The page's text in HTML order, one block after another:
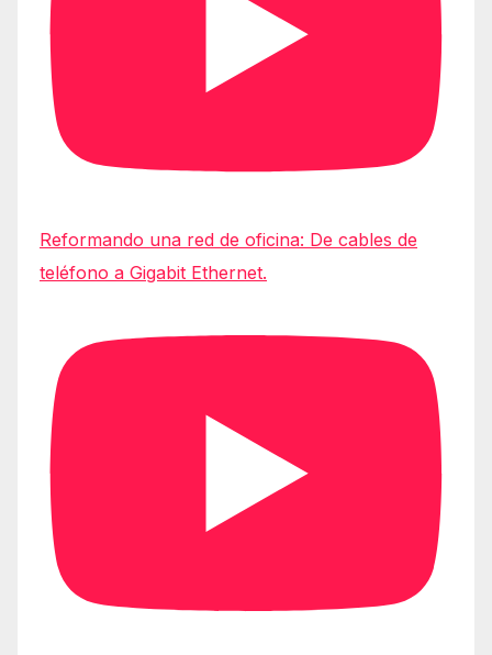
Reformando una red de oficina: De cables de
teléfono a Gigabit Ethernet.